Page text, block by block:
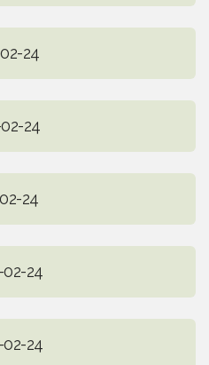
24
24
24
24
24